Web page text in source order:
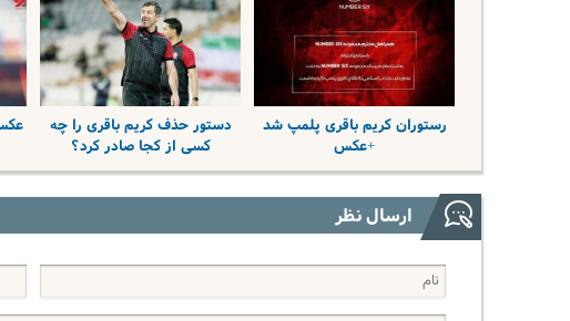
رستوران کریم باقری پلمپ شد
+عکس
دستور حذف کریم باقری را چه
کسی از کجا صادر کرد؟
ارسال نظر